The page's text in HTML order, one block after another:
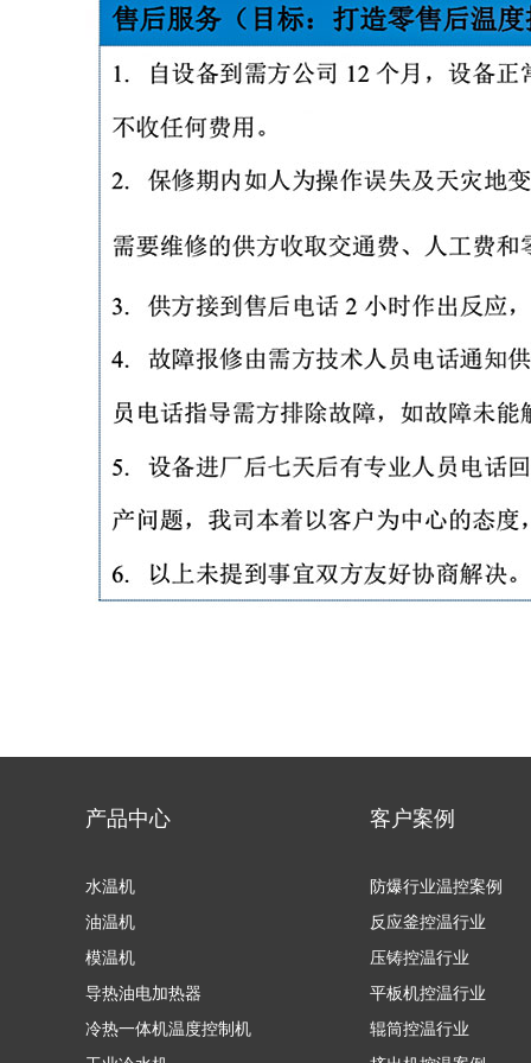
产品中心
水温机
油温机
模温机
导热油电加热器
冷热一体机温度控制机
客户案例
防爆行业温控案例
反应釜控温行业
压铸控温行业
平板机控温行业
辊筒控温行业